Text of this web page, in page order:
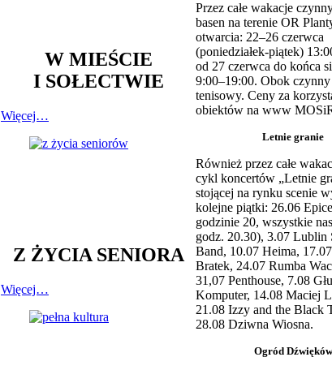
W MIEŚCIE
I SOŁECTWIE
Więcej…
Z ŻYCIA SENIORA
Więcej…
Przez całe wakacje
basen na terenie OR
otwarcia: 22–26 czerwca
(poniedziałek-piątek)
od 27 czerwca do końca
9:00–19:00. Obok
tenisowy. Ceny za
obiektów na www
Letnie granie
Również przez całe
cykl koncertów „Letnie
stojącej na rynku scenie
kolejne piątki: 26.06
godzinie 20, wszystkie
godz. 20.30), 3.07 Lublin
Band, 10.07 Heima,
Bratek, 24.07 Rumba
31,07 Penthouse, 7.08
Komputer, 14.08 Maciej
21.08 Izzy and the Black
28.08 Dziwna Wiosna.
Ogród Dźwięków